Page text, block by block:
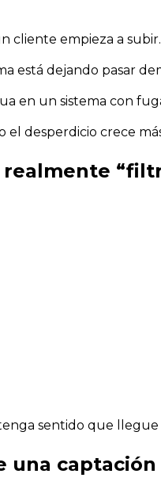
cliente empieza a subir.
está dejando pasar
en un sistema con
el desperdicio crece
sentido que llegue
una